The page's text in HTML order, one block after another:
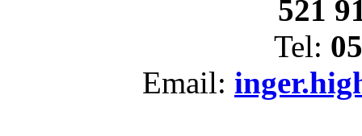
521
Tel:
Email: